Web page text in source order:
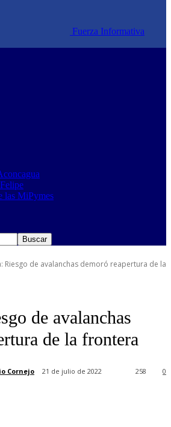
Fuerza Informativa
las MiPymes
Riesgo de avalanchas demoró reapertura de la
de avalanchas
de la frontera
Cornejo 21 de julio de 2022 0
258